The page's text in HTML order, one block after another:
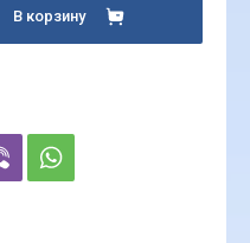
В корзину